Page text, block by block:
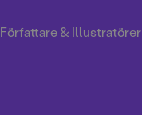
Författare & Illustratörer